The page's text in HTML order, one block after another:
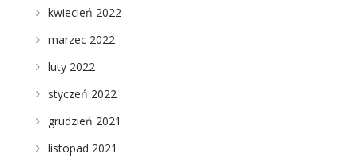
kwiecień 2022
marzec 2022
luty 2022
styczeń 2022
grudzień 2021
listopad 2021